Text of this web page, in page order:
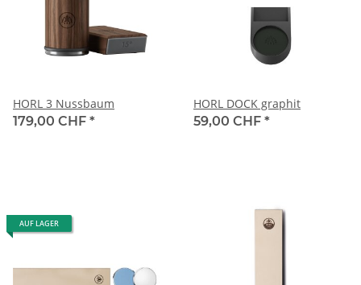
HORL 3 Nussbaum
179,00 CHF *
HORL DOCK graphit
59,00 CHF *
AUF LAGER